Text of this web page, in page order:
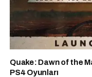
Quake: Dawn of the
PS4 Oyunları